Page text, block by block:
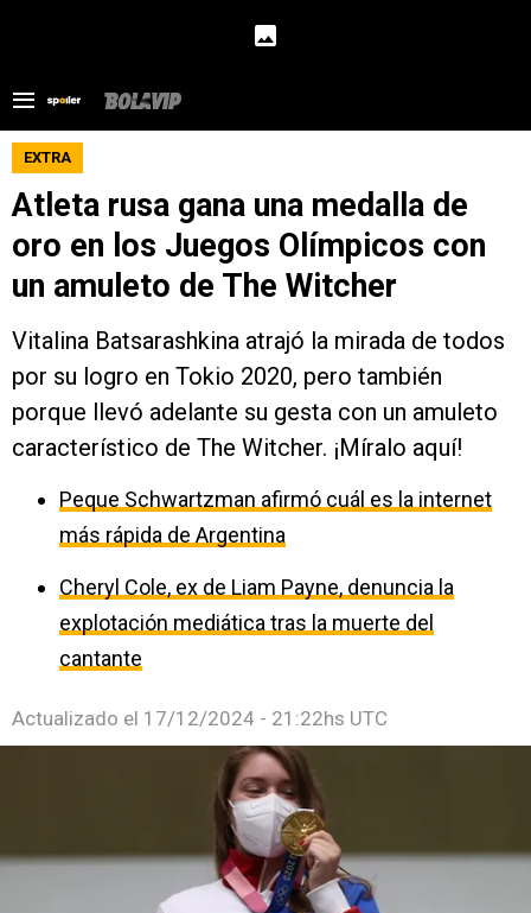
EXTRA
Atleta rusa gana una medalla de
oro en los Juegos Olímpicos con
un amuleto de The Witcher
Vitalina Batsarashkina atrajó la mirada de todos
por su logro en Tokio 2020, pero también
porque llevó adelante su gesta con un amuleto
característico de The Witcher. ¡Míralo aquí!
Peque Schwartzman afirmó cuál es la internet
más rápida de Argentina
Cheryl Cole, ex de Liam Payne, denuncia la
explotación mediática tras la muerte del
cantante
Actualizado el 17/12/2024 - 21:22hs UTC